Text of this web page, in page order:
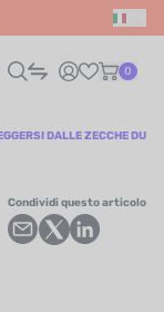
0
DALLE ZECCHE
Condividi questo articolo